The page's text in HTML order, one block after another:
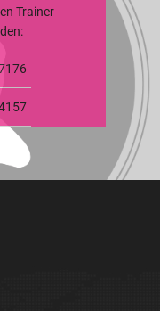
Trainer